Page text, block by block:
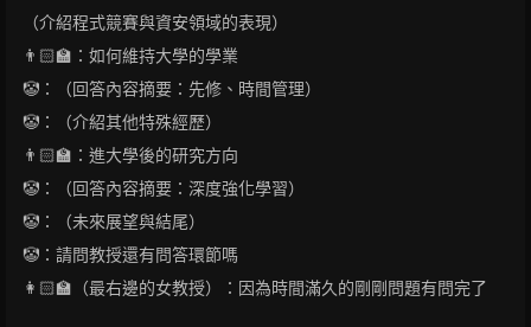
（介紹程式競賽與資安領域的表現）
👨🏻‍🏫：如何維持大學的學業
🤡：（回答內容摘要：先修、時間管理）
🤡：（介紹其他特殊經歷）
👨🏻‍🏫：進大學後的研究方向
🤡：（回答內容摘要：深度強化學習）
🤡：（未來展望與結尾）
🤡：請問教授還有問答環節嗎
👩🏻‍🏫（最右邊的女教授）：因為時間滿久的剛剛問題有問完了